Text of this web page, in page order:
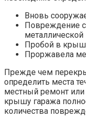
Вновь
Повреждение
металлической
Пробой в
Проржавела
Прежде чем
определить места
местный ремонт
крышу гаража
количества